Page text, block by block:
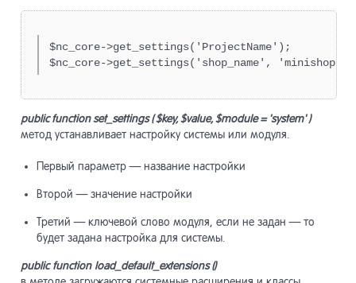
Списки
17
$nc_core->get_settings('ProjectName');
$nc_core->get_settings('shop_name', 'minishop');
public function set_settings ( $key, $value, $module = 'system' )
метод устанавливает настройку системы или модуля.
Первый параметр — название настройки
Второй — значение настройки
Третий — ключевой слово модуля, если не задан — то
будет задана настройка для системы.
public function load_ default_ extensions()